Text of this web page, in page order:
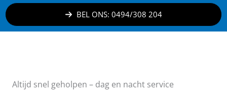
BEL ONS: 0494/308 204
Altijd snel geholpen – dag en nacht service